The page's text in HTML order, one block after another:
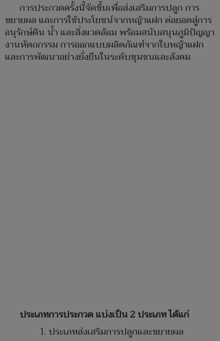
การประกวดครั้งนี้จัดขึ้นเพื่อส่งเสริมการปลูก การ
ขยายผล และการใช้ประโยชน์จากหญ้าแฝก ต่อยอดสู่การ
อนุรักษ์ดิน น้ำ และสิ่งแวดล้อม พร้อมสนับสนุนภูมิปัญญา
งานหัตถกรรม การออกแบบผลิตภัณฑ์จากใบหญ้าแฝก
และการพัฒนาอย่างยั่งยืนในระดับชุมชนและสังคม
ประเภทการประกวด แบ่งเป็น 2 ประเภท ได้แก่
1. ประเภทส่งเสริมการปลูกและขยายผล